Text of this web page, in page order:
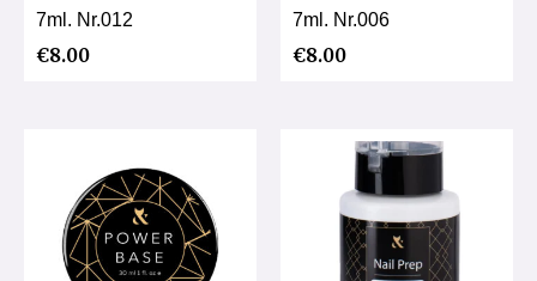
7ml. Nr.012
€8.00
7ml. Nr.006
€8.00